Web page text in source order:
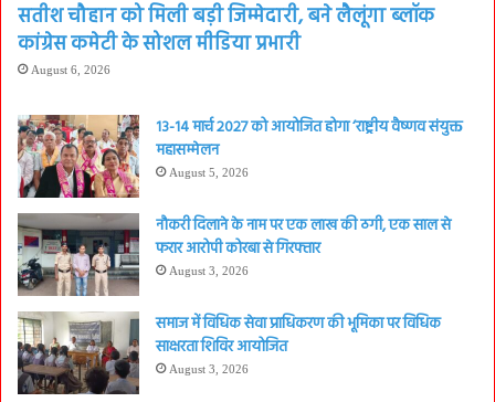
सतीश चौहान को मिली बड़ी जिम्मेदारी, बने लैलूंगा ब्लॉक
कांग्रेस कमेटी के सोशल मीडिया प्रभारी
August 6, 2026
13-14 मार्च 2027 को आयोजित होगा ‘राष्ट्रीय वैष्णव संयुक्त
महासम्मेलन
August 5, 2026
नौकरी दिलाने के नाम पर एक लाख की ठगी, एक साल से
फरार आरोपी कोरबा से गिरफ्तार
August 3, 2026
समाज में विधिक सेवा प्राधिकरण की भूमिका पर विधिक
साक्षरता शिविर आयोजित
August 3, 2026